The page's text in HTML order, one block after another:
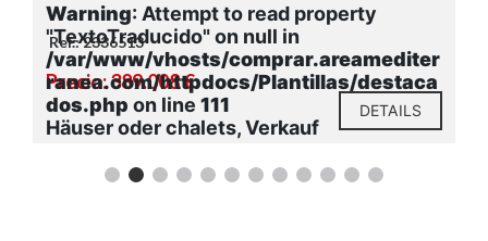
Warning: Attempt to read property
"TextoTraducido" on null in
/var/www/vhosts/comprar.areamediter
ranea.com/httpdocs/Plantillas/destaca
dos.php on line 111
Häuser oder chalets, Verkauf
Ref.: 2336513
Precio: 389.008 €
DETAILS